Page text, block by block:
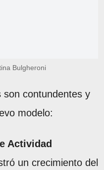
Bulgheroni
son contundentes y
modelo:
Actividad
un crecimiento del